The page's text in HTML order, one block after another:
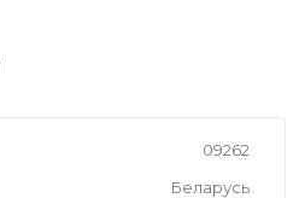
09262
Беларусь